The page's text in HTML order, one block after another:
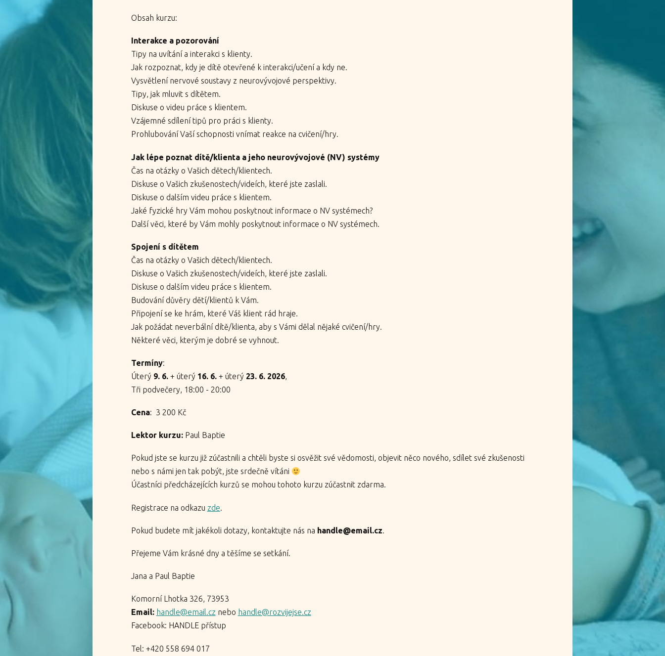
Obsah kurzu:
Interakce a pozorování
Tipy na uvítání a interakci s klienty.
Jak rozpoznat, kdy je dítě otevřené k interakci/učení a kdy ne.
Vysvětlení nervové soustavy z neurovývojové perspektivy.
Tipy, jak mluvit s dítětem.
Diskuse o videu práce s klientem.
Vzájemné sdílení tipů pro práci s klienty.
Prohlubování Vaší schopnosti vnímat reakce na cvičení/hry.
Jak lépe poznat dítě/klienta a jeho neurovývojové (NV) systémy
Čas na otázky o Vašich dětech/klientech.
Diskuse o Vašich zkušenostech/videích, které jste zaslali.
Diskuse o dalším videu práce s klientem.
Jaké fyzické hry Vám mohou poskytnout informace o NV systémech?
Další věci, které by Vám mohly poskytnout informace o NV systémech.
Spojení s dítětem
Čas na otázky o Vašich dětech/klientech.
Diskuse o Vašich zkušenostech/videích, které jste zaslali.
Diskuse o dalším videu práce s klientem.
Budování důvěry dětí/klientů k Vám.
Připojení se ke hrám, které Váš klient rád hraje.
Jak požádat neverbální dítě/klienta, aby s Vámi dělal nějaké cvičení/hry.
Některé věci, kterým je dobré se vyhnout.
Termíny:
Úterý 9. 6.+ úterý 16. 6. + úterý 23. 6. 2026,
Tři podvečery, 18:00 - 20:00
Cena: 3 200 Kč
Lektor kurzu:Paul Baptie
Pokud jste se kurzu již zúčastnili a chtěli byste si osvěžit své vědomosti, objevit něco nového, sdílet své zkušenosti
nebo s námi jen tak pobýt, jste srdečně vítáni
Účastníci předcházejících kurzů se mohou tohoto kurzu zúčastnit zdarma.
Registrace na odkazu zde.
Pokud budete mít jakékoli dotazy, kontaktujte nás na handle@email.cz.
Přejeme Vám krásné dny a těšíme se setkání.
Jana a Paul Baptie
Komorní Lhotka 326, 73953
Email: handle@email.cz nebo handle@rozvijejse.cz
Facebook: HANDLE přístup
Tel: +420 558 694 017